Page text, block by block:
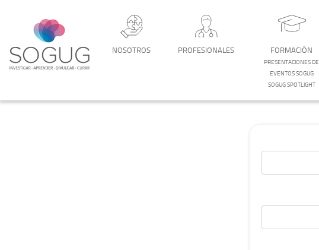
NOSOTROS PROFESIONALES FORMACIÓN
PRESENTACIONES DE
EVENTOS SOGUG
SOGUG SPOTLIGHT